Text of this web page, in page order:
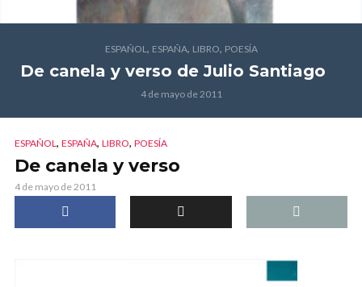
ESPAÑOL, ESPAÑA, LIBRO, POESÍA
De canela y verso de Julio Santiago
4 de mayo de 2011
ESPAÑOL, ESPAÑA, LIBRO, POESÍA
De canela y verso
4 de mayo de 2011